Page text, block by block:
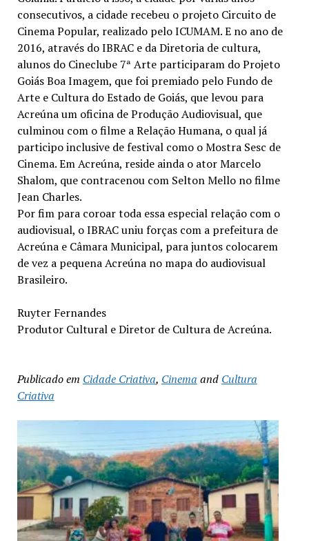
consecutivos, a cidade recebeu o projeto Circuito de
Cinema Popular, realizado pelo ICUMAM. E no ano de
2016, através do IBRAC e da Diretoria de cultura,
alunos do Cineclube 7ª Arte participaram do Projeto
Goiás Boa Imagem, que foi premiado pelo Fundo de
Arte e Cultura do Estado de Goiás, que levou para
Acreúna um oficina de Produção Audiovisual, que
culminou com o filme a Relação Humana, o qual já
participo inclusive de festival como o Mostra Sesc de
Cinema. Em Acreúna, reside ainda o ator Marcelo
Shalom, que contracenou com Selton Mello no filme
Jean Charles.
Por fim para coroar toda essa especial relação com o
audiovisual, o IBRAC uniu forças com a prefeitura de
Acreúna e Câmara Municipal, para juntos colocarem
de vez a pequena Acreúna no mapa do audiovisual
Brasileiro.
Ruyter Fernandes
Produtor Cultural e Diretor de Cultura de Acreúna.
Publicado em Cidade Criativa, Cinema and Cultura
Criativa